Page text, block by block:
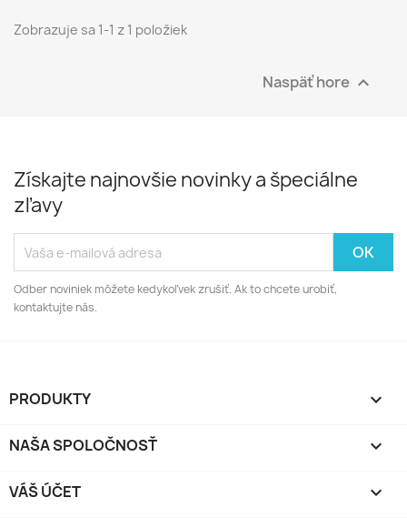
Zobrazuje sa 1-1 z 1 položiek
Naspäť hore 
Získajte najnovšie novinky a špeciálne
zľavy
Odber noviniek môžete kedykoľvek zrušiť. Ak to chcete urobiť,
kontaktujte nás.
PRODUKTY 
NAŠA SPOLOČNOSŤ 
VÁŠ ÚČET 